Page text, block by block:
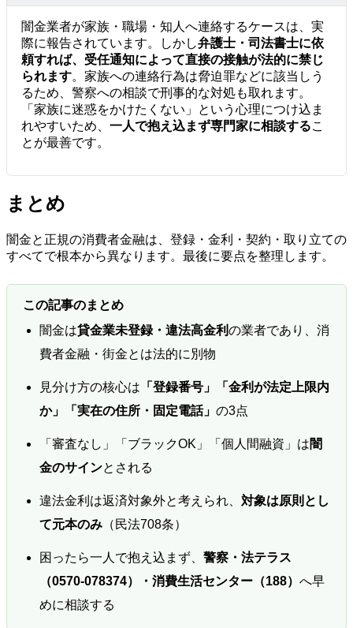
闇金業者が家族・職場・知人へ連絡するケースは、実
際に報告されています。しかし弁護士・司法書士に依
頼すれば、受任通知によって直接の接触が法的に禁じ
られます。家族への連絡行為は脅迫罪などに該当しう
るため、警察への相談で刑事的な対処も取れます。
「家族に迷惑をかけたくない」という心理につけ込ま
れやすいため、 一人で抱え込まず専門家に相談するこ
とが最善です。
まとめ
闇金と正規の消費者金融は、登録・金利・契約・取り立ての
すべてで根本から異なります。最後に要点を整理します。
この記事のまとめ
闇金は貸金業未登録・違法高金利の業者であり、消
費者金融・街金とは法的に別物
見分け方の核心は 「登録番号」「金利が法定上限内
か」「実在の住所・固定電話」 の3点
「審査なし」「ブラックOK」「個人間融資」は闇
金のサインとされる
違法金利は返済対象外と考えられ、 対象は原則とし
て元本のみ（民法708条）
困ったら一人で抱え込まず、 警察・法テラス
（0570-078374）・消費生活センター（188） へ早
めに相談する